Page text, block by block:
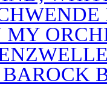
MY